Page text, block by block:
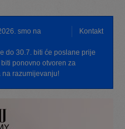
Kontakt
smo na
do 30.7. biti će poslane prije
ponovno otvoren za
na razumijevanju!